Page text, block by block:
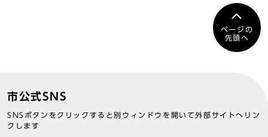
ページの
先頭へ
市公式SNS
SNSボタンをクリックすると別ウィンドウを開いて外部サイトへリン
クします